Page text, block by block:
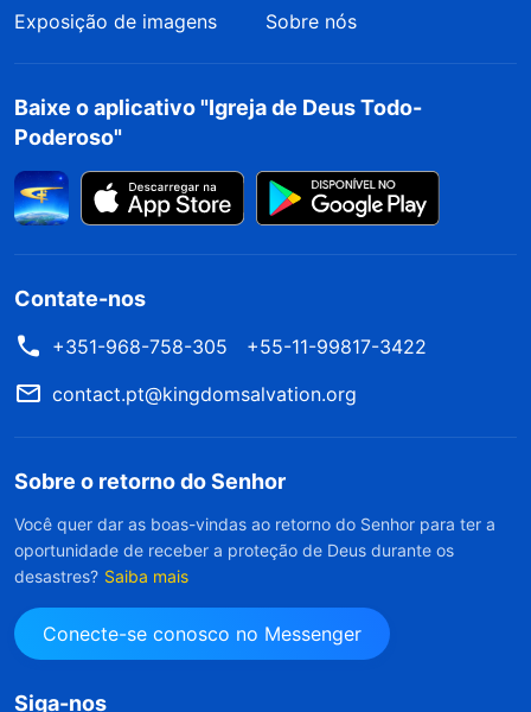
Exposição de imagens
Sobre nós
Baixe o aplicativo "Igreja de Deus Todo-
Poderoso"
Contate-nos
+351-968-758-305
+55-11-99817-3422
contact.pt@kingdomsalvation.org
Sobre o retorno do Senhor
Você quer dar as boas-vindas ao retorno do Senhor para ter a
oportunidade de receber a proteção de Deus durante os
desastres? Saiba mais
Conecte-se conosco no Messenger
Siga-nos